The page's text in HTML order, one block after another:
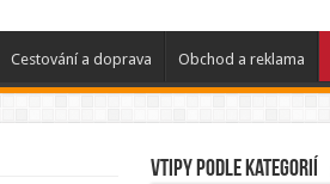
Cestování a doprava Obchod a reklama
Vtipy podle kategorií